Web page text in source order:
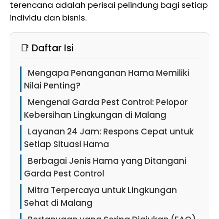
terencana adalah perisai pelindung bagi setiap
individu dan bisnis.
📑 Daftar Isi
Mengapa Penanganan Hama Memiliki
Nilai Penting?
Mengenal Garda Pest Control: Pelopor
Kebersihan Lingkungan di Malang
Layanan 24 Jam: Respons Cepat untuk
Setiap Situasi Hama
Berbagai Jenis Hama yang Ditangani
Garda Pest Control
Mitra Terpercaya untuk Lingkungan
Sehat di Malang